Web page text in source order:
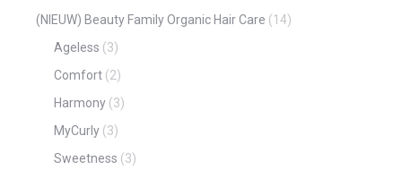
(NIEUW) Beauty Family Organic Hair Care (14)
Ageless (3)
Comfort (2)
Harmony (3)
MyCurly (3)
Sweetness (3)